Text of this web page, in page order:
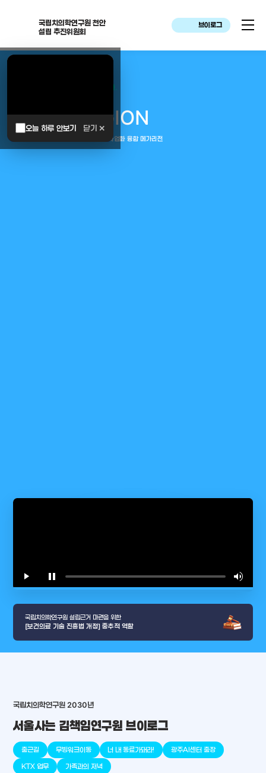
국립치의학연구원 천안
설립 추진위원회
브이로그
오늘 하루 안보기 닫기 ✕
대한민국은 두번이나 약속하였습니다.
MEGAREGION
중부권 전체를 잇는 연구–임상–평가–사업화 융합 메가리전
충청남도place
천안
place
세종
place
판교
place
오송
place
대덕
place
원주
play_arrow pause volume_up
국립치의학연구원 설립근거 마련을 위한
[보건의료 기술 진흥법 개정] 중추적 역할
국립치의학연구원 2030년
서울사는 김책임연구원 브이로그
출근길 무빙워크이동 너 내 동료가돼라! 광주AI센터 출장
KTX 업무 가족과의 저녁